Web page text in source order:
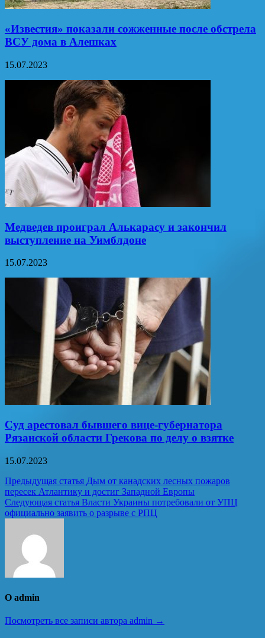
«Известия» показали сожженные после обстрела
ВСУ дома в Алешках
15.07.2023
Медведев проиграл Алькарасу и закончил
выступление на Уимблдоне
15.07.2023
Суд арестовал бывшего вице-губернатора
Рязанской области Грекова по делу о взятке
15.07.2023
Навигация
по
записям
Предыдущая статья Дым от канадских лесных пожаров
пересек Атлантику и достиг Западной Европы
Следующая статья Власти Украины потребовали от УПЦ
официально заявить о разрыве с РПЦ
О admin
Посмотреть все записи автора admin →